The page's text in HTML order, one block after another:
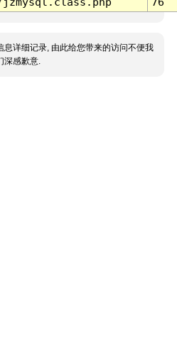
息详细记录, 由此给您带来的访问不便我
深感歉意.